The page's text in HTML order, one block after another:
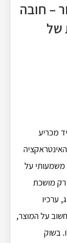
– חובה
של
מכריע
משמעותי על
מושכת
ערכיו
על המוצר,
בשוק